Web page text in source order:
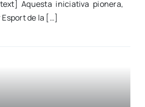
Aques­ta ini­cia­ti­va pio­ne­ra,
de la […]